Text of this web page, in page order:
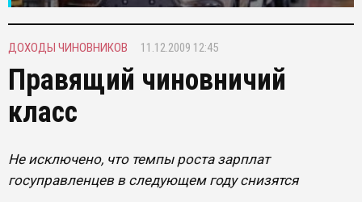
ДОХОДЫ ЧИНОВНИКОВ 11.12.2009 12:45
Правящий чиновничий
класс
Не исключено, что темпы роста зарплат
госуправленцев в следующем году снизятся